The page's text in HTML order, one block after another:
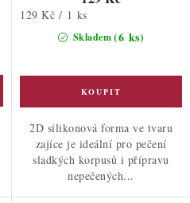
Skladem(6 ks)
Měrná
129 Kč / 1 ks
2D silikonová forma ve tvaru
zajíce je ideální pro pečení
sladkých korpusů i přípravu
nepečených...